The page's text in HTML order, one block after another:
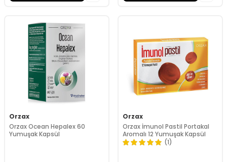
Orzax
Orzax Ocean Hepalex 60
Yumuşak Kapsül
Orzax
Orzax İmunol Pastil Portakal
Aromalı 12 Yumuşak Kapsül
(1)